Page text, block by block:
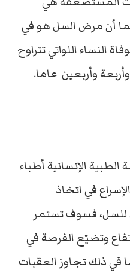
أن مرض السل هو في
النساء اللواتي تتراوح
وأربعين عاما.
الإنسانية أطباء
في اتخاذ
للسل، فسوف تستمر
وتضيّع الفرصة في
في ذلك تجاوز العقبات